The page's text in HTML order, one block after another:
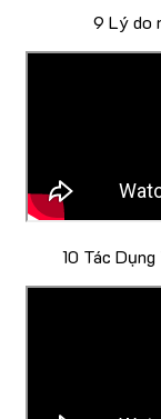
9 Lý do
10 Tác